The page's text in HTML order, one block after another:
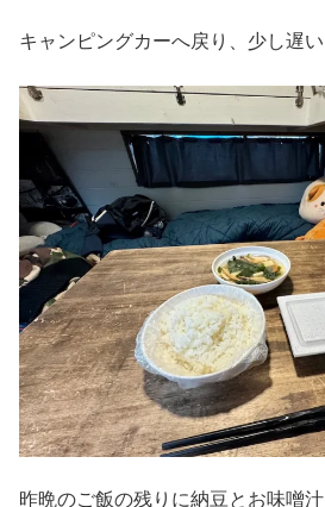
キャンピングカーへ戻り、少し遅い
昨晩のご飯の残りに納豆とお味噌汁